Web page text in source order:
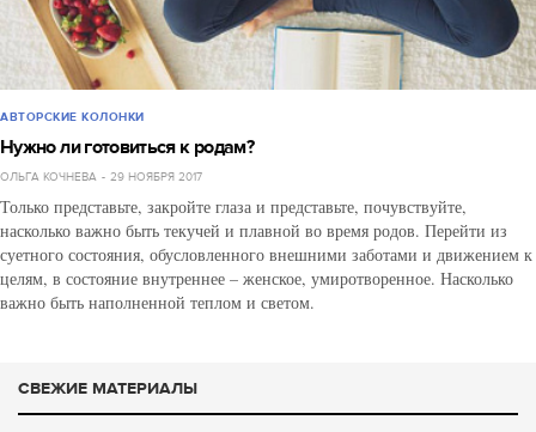
АВТОРСКИЕ КОЛОНКИ
Нужно ли готовиться к родам?
ОЛЬГА КОЧНЕВА 29 НОЯБРЯ 2017
Только представьте, закройте глаза и представьте, почувствуйте,
насколько важно быть текучей и плавной во время родов. Перейти из
суетного состояния, обусловленного внешними заботами и движением к
целям, в состояние внутреннее – женское, умиротворенное. Насколько
важно быть наполненной теплом и светом.
СВЕЖИЕ МАТЕРИАЛЫ